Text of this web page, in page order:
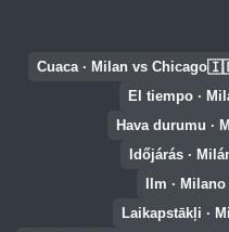
Cuaca · Milan vs Chicago
El tiempo ·
Hava durumu ·
Időjárás ·
Ilm ·
Laikapstākļi ·